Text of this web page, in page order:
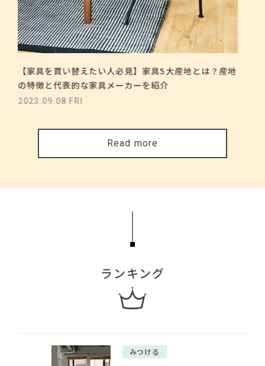
【家具を買い替えたい人必見】家具5大産地とは？産地
の特徴と代表的な家具メーカーを紹介
2023.09.08 FRI
Read more
ランキング
みつける